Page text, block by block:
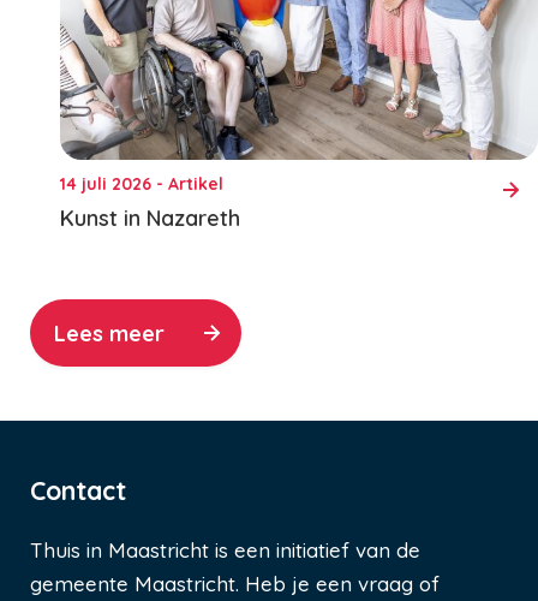
14 juli 2026 - Artikel
Kunst in Nazareth
Lees meer
Contact
Thuis in Maastricht is een initiatief van de
gemeente Maastricht. Heb je een vraag of